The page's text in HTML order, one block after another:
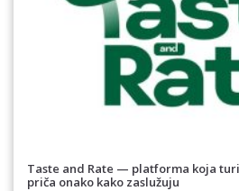
Taste and Rate — platforma koja
priča onako kako zaslužuju